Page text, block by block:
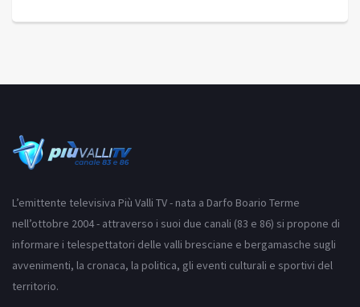
L’emittente televisiva Più Valli TV - nata a Darfo Boario Terme
nell’ottobre 2004 - attraverso i suoi due canali (83 e 86) si propone di
informare i telespettatori delle valli bresciane e bergamasche sugli
avvenimenti, la cronaca, la politica, gli eventi culturali e sportivi del
territorio.